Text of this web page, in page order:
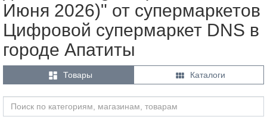
Июня 2026)" от супермаркетов
Цифровой супермаркет DNS в
городе Апатиты
 Товары  Каталоги